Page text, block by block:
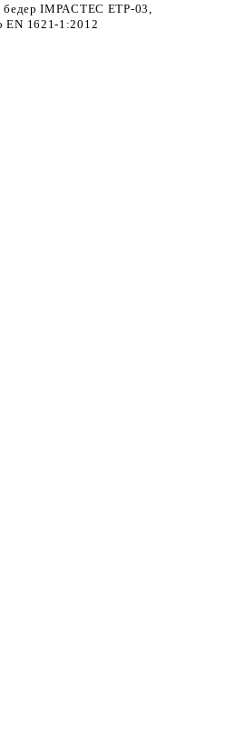
бедер IMPACTEC ETP-03,
EN 1621-1:2012